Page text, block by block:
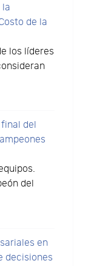
la
de la
los líderes
del
del
en
decisiones